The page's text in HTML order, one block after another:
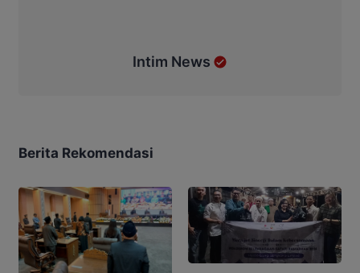
Intim News
Berita Rekomendasi